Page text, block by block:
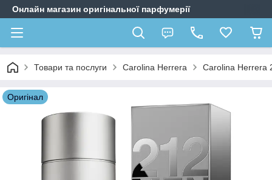
Онлайн магазин оригінальної парфумерії
Товари та послуги Carolina Herrera Carolina Herrera
Оригiнал